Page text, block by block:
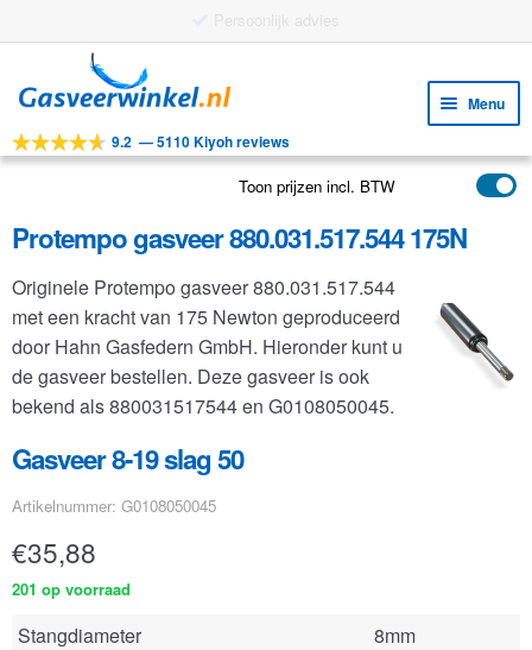
door
navigatie
naar
inhoud
Menu
Tools
Toepassingen
Klantenservice
FAQ
9.2 —5110 Kiyoh reviews
Toon prijzen incl. BTW
Protempo gasveer 880.031.517.544 175N
Originele Protempo gasveer 880.031.517.544
met een kracht van 175 Newton geproduceerd
door Hahn Gasfedern GmbH. Hieronder kunt u
de gasveer bestellen. Deze gasveer is ook
bekend als 880031517544 en G0108050045.
Gasveer 8-19 slag 50
Artikelnummer: G0108050045
€35,88
201 op voorraad
Stangdiameter
8mm